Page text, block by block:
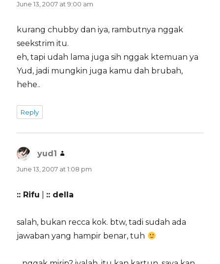
June 13, 2007 at 9:00 am
kurang chubby dan iya, rambutnya nggak
seekstrim itu.
eh, tapi udah lama juga sih nggak ktemuan ya
Yud, jadi mungkin juga kamu dah brubah,
hehe..
Reply
yud1
June 13, 2007 at 1:08 pm
:: Rifu :: della
salah, bukan recca kok. btw, tadi sudah ada
jawaban yang hampir benar, tuh